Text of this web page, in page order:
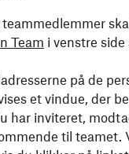
teammedlemmer
Team i venstre
på de
et vindue, der
har inviteret,
til teamet.